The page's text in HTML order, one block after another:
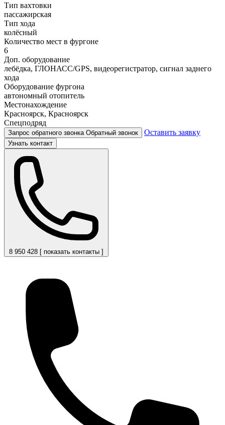
Тип вахтовки
пассажирская
Тип хода
колёсный
Количество мест в фургоне
6
Доп. оборудование
лебёдка, ГЛОНАСС/GPS, видеорегистратор, сигнал заднего
хода
Оборудование фургона
автономный отопитель
Местонахождение
Красноярск, Красноярск
Спецподряд
Запрос обратного звонка Обратный звонок Оставить заявку
Узнать контакт
8 950 428 [ показать контакты ]